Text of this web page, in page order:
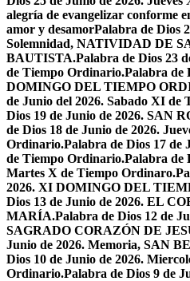
alegría de evangelizar conforme
amor y desamorPalabra de Dios
Solemnidad, NATIVIDAD DE
BAUTISTA.Palabra de Dios 23
de Tiempo Ordinario.Palabra de
DOMINGO DEL TIEMPO
de Junio del 2026. Sabado XI de
Dios 19 de Junio de 2026. SAN
de Dios 18 de Junio de 2026.
Ordinario.Palabra de Dios 17 de
de Tiempo Ordinario.Palabra de
Martes X de Tiempo Ordinaro.
2026. XI DOMINGO DEL
Dios 13 de Junio de 2026. EL
MARÍA.Palabra de Dios 12 de
SAGRADO CORAZÓN DE
Junio de 2026. Memoria, SAN
Dios 10 de Junio de 2026.
Ordinario.Palabra de Dios 9 de